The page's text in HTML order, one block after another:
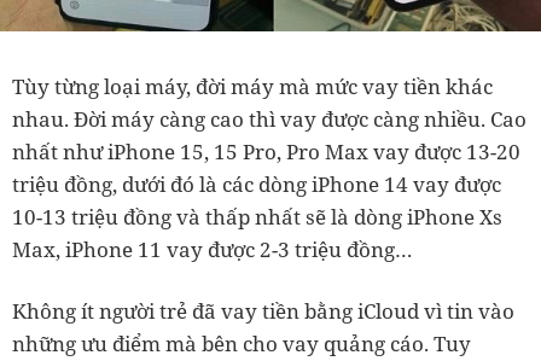
Tùy từng loại máy, đời máy mà mức vay tiền khác
nhau. Đời máy càng cao thì vay được càng nhiều. Cao
nhất như iPhone 15, 15 Pro, Pro Max vay được 13-20
triệu đồng, dưới đó là các dòng iPhone 14 vay được
10-13 triệu đồng và thấp nhất sẽ là dòng iPhone Xs
Max, iPhone 11 vay được 2-3 triệu đồng…
Không ít người trẻ đã vay tiền bằng iCloud vì tin vào
những ưu điểm mà bên cho vay quảng cáo. Tuy